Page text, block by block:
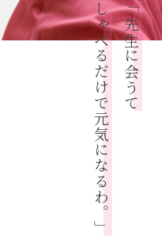
「先生に会うて
しゃべるだけで元気になるわ。」